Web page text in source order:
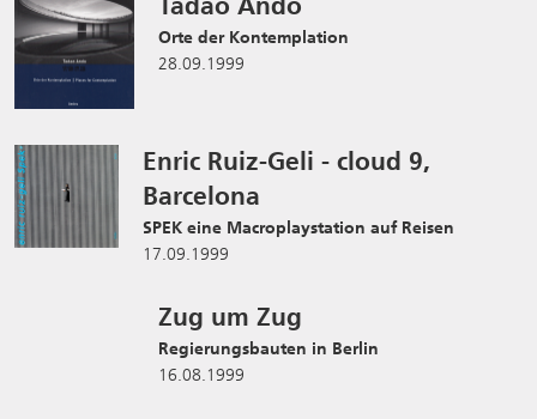
Orte der Kontemplation
28.09.1999
Enric Ruiz-Geli - cloud 9,
Barcelona
SPEK eine Macroplaystation auf Reisen
17.09.1999
Zug um Zug
Regierungsbauten in Berlin
16.08.1999